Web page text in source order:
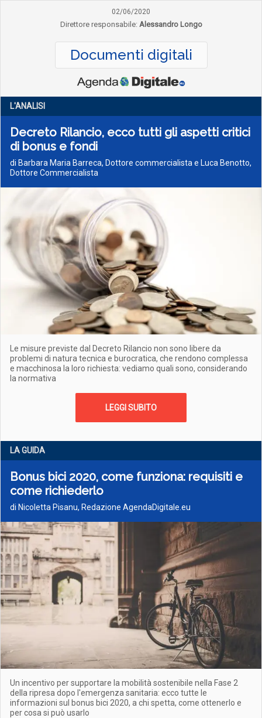
02/06/2020
Direttore responsabile: Alessandro Longo
Documenti digitali
L'ANALISI
Decreto Rilancio, ecco tutti gli aspetti critici
di bonus e fondi
di Barbara Maria Barreca, Dottore commercialista e Luca Benotto,
Dottore Commercialista
Le misure previste dal Decreto Rilancio non sono libere da
problemi di natura tecnica e burocratica, che rendono complessa
e macchinosa la loro richiesta: vediamo quali sono, considerando
la normativa
LEGGI SUBITO
LA GUIDA
Bonus bici 2020, come funziona: requisiti e
come richiederlo
di Nicoletta Pisanu, Redazione AgendaDigitale.eu
Un incentivo per supportare la mobilità sostenibile nella Fase 2
della ripresa dopo l'emergenza sanitaria: ecco tutte le
informazioni sul bonus bici 2020, a chi spetta, come ottenerlo e
per cosa si può usarlo